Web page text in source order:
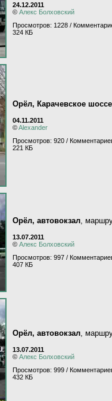
24.12.2011
© Алекс Болховский
Просмотров: 1228 /
324 КБ
Орёл, Карачевское шоссе
04.11.2011
©Alexander
Просмотров: 920 /
221 КБ
Орёл, автовокзал,
13.07.2011
© Алекс Болховский
Просмотров: 997 /
407 КБ
Орёл, автовокзал,
13.07.2011
© Алекс Болховский
Просмотров: 999 /
432 КБ